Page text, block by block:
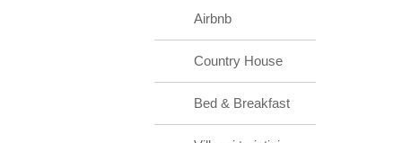
Airbnb
Country House
Bed & Breakfast